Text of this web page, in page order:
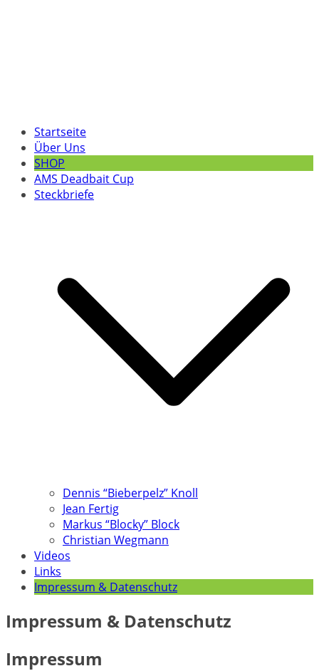
Startseite
Über Uns
SHOP
AMS Deadbait Cup
Steckbriefe
Dennis “Bieberpelz” Knoll
Jean Fertig
Markus “Blocky” Block
Christian Wegmann
Videos
Links
Impressum & Datenschutz
Impressum & Datenschutz
Impressum